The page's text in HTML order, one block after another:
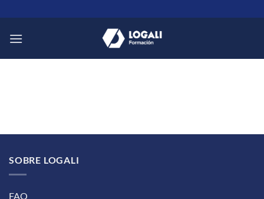
al
contenido
SOBRE LOGALI
FAQ